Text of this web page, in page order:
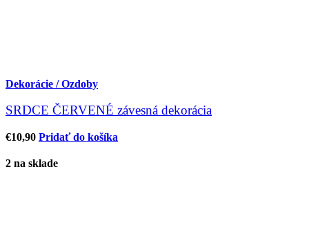
Dekorácie / Ozdoby
SRDCE ČERVENÉ závesná dekorácia
€10,90 Pridať do košíka
2 na sklade